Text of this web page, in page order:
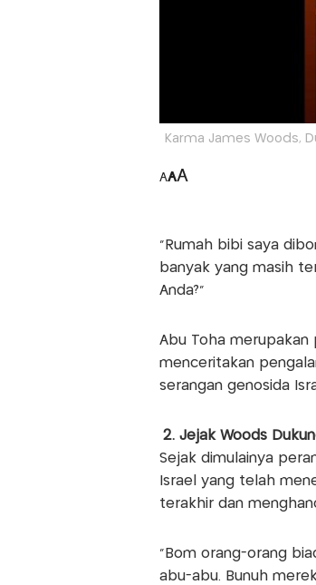
Karma James Woods,
AAA
"Rumah bibi saya
banyak yang masih
Anda?"
Abu Toha merupakan
menceritakan
serangan genosida
2. Jejak Woods
Sejak dimulainya
Israel yang telah
terakhir dan
"Bom orang-orang
abu-abu. Bunuh